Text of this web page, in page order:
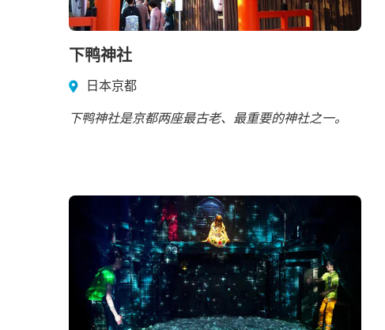
下鸭神社
日本京都
下鸭神社是京都两座最古老、最重要的神社之一。